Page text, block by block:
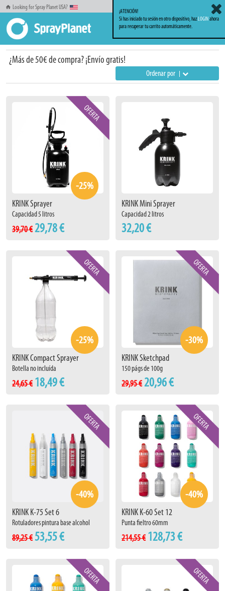
Looking for Spray Planet USA?
Inicio
¿Más de 50€ de compra? ¡Envío gratis!
Ordenar por
-25%
KRINK Sprayer
Capacidad 5 litros
39,70 € 29,78 €
KRINK Mini Sprayer
Capacidad 2 litros
32,20 €
-25%
KRINK Compact Sprayer
Botella no incluída
24,65 € 18,49 €
-30%
KRINK Sketchpad
150 págs de 100g
29,95 € 20,96 €
-40%
KRINK K-75 Set 6
Rotuladores pintura base alcohol
89,25 € 53,55 €
-40%
KRINK K-60 Set 12
Punta fieltro 60mm
214,55 € 128,73 €
¡ATENCIÓN!
Si has iniciado tu sesión en otro dispositivo, hazLOGINahora
para recuperar tu carrito automáticamente.